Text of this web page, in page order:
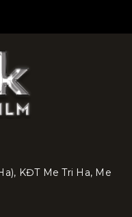
KĐT Me Tri Ha, Me